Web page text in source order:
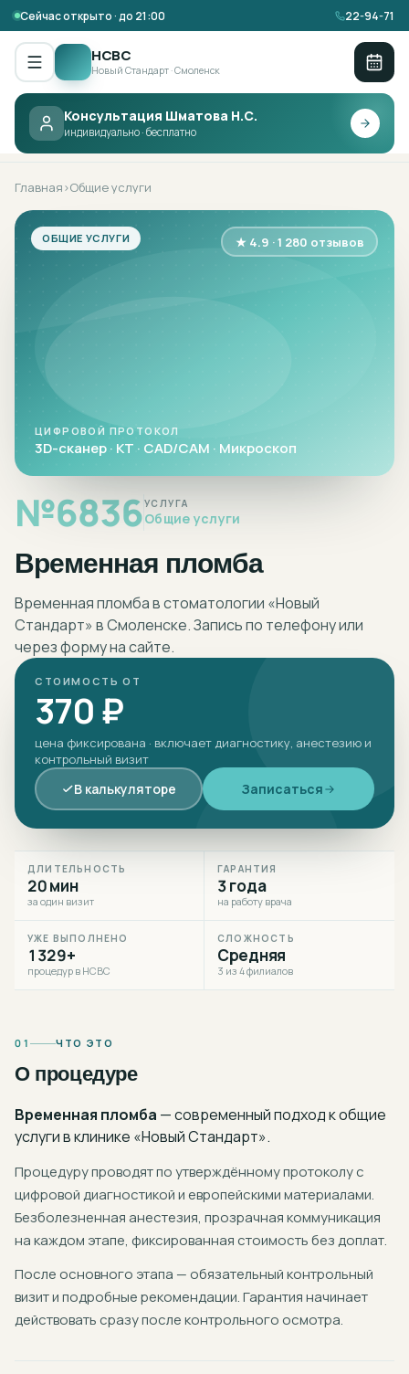
Сейчас открыто · до 21:00 22-94-71
НСВС
Новый Стандарт · Смоленск
Консультация Шматова Н.С.
индивидуально · бесплатно
НСВС ·ОБЩИЕ УСЛУГИ
Главная›Общие услуги
№6836УСЛУГА
Общие услуги
Временная пломба
Временная пломба в стоматологии «Новый
Стандарт» в Смоленске. Запись по телефону или
через форму на сайте.
СТОИМОСТЬ ОТ
370 ₽
цена фиксирована · включает диагностику, анестезию и
контрольный визит
В калькуляторе Записаться
ОБЩИЕ УСЛУГИ ★ 4.9 · 1 280 отзывов
ЦИФРОВОЙ ПРОТОКОЛ
3D-сканер · КТ · CAD/CAM · Микроскоп
ДЛИТЕЛЬНОСТЬ
20 мин
за один визит
ГАРАНТИЯ
3 года
на работу врача
УЖЕ ВЫПОЛНЕНО
1329+
процедур в НСВС
СЛОЖНОСТЬ
Средняя
3 из 4 филиалов
01 ЧТО ЭТО
О процедуре
Временная пломба — современный подход кобщие
услугив клинике «Новый Стандарт».
Процедуру проводят по утверждённому протоколу с
цифровой диагностикой и европейскими материалами.
Безболезненная анестезия, прозрачная коммуникация
на каждом этапе, фиксированная стоимость без доплат.
После основного этапа — обязательный контрольный
визит и подробные рекомендации. Гарантия начинает
действовать сразу после контрольного осмотра.